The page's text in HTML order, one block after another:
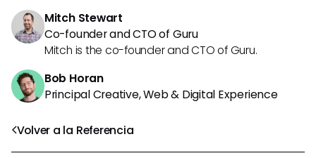
Volver a la Referencia
Mitch Stewart
Co-founder and CTO of Guru
Mitch is the co-founder and CTO of Guru.
Bob Horan
Principal Creative, Web & Digital Experience